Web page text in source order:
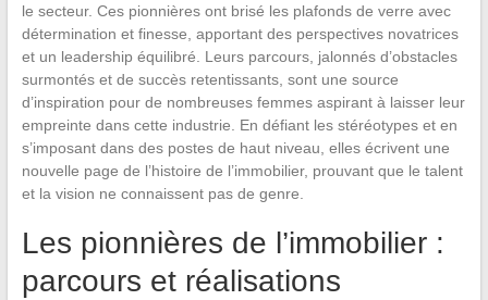
le secteur. Ces pionnières ont brisé les plafonds de verre avec
détermination et finesse, apportant des perspectives novatrices
et un leadership équilibré. Leurs parcours, jalonnés d’obstacles
surmontés et de succès retentissants, sont une source
d’inspiration pour de nombreuses femmes aspirant à laisser leur
empreinte dans cette industrie. En défiant les stéréotypes et en
s’imposant dans des postes de haut niveau, elles écrivent une
nouvelle page de l’histoire de l’immobilier, prouvant que le talent
et la vision ne connaissent pas de genre.
Les pionnières de l’immobilier :
parcours et réalisations